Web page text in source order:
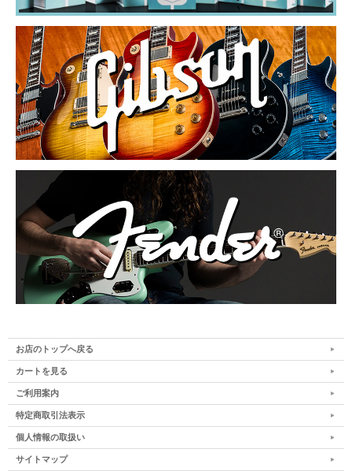
お店のトップへ戻る
カートを見る
ご利用案内
特定商取引法表示
個人情報の取扱い
サイトマップ